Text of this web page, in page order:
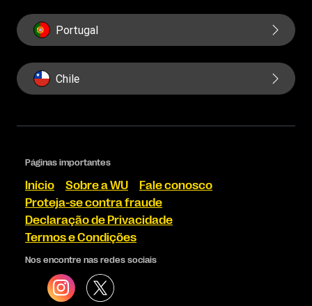
Portugal
Chile
Páginas importantes
Início Sobre a WU
Fale conosco
Proteja-se contra fraude
Declaração de Privacidade
Termos e Condições
Nos encontre nas redes sociais